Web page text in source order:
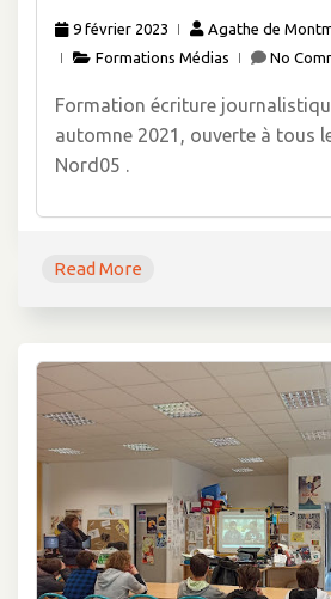
9 février 2023
Agathe de
Formations Médias
No
Formation écriture
automne 2021, ouverte à tous
Nord05 .
Read More